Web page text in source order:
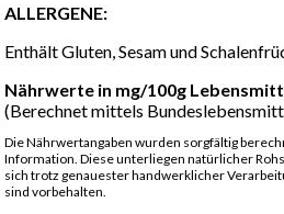
ALLERGENE:
Enthält Gluten, Sesam und
Nährwerte in mg/100g
(Berechnet mittels
Die Nährwertangaben wurden sorgfältig
Information. Diese unterliegen natürlicher
sich trotz genauester handwerklicher
sind vorbehalten.